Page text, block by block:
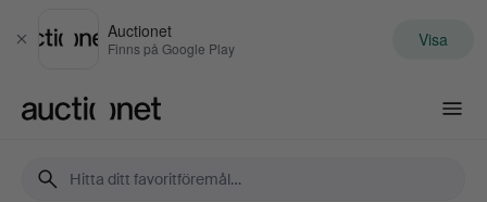
Stäng
Auctionet
Finns på Google Play Visa